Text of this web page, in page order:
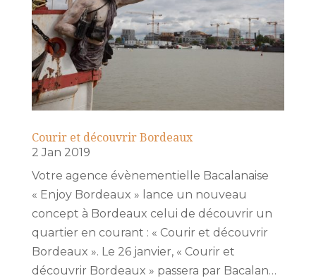
Courir et découvrir Bordeaux
2 Jan 2019
Votre agence évènementielle Bacalanaise
« Enjoy Bordeaux » lance un nouveau
concept à Bordeaux celui de découvrir un
quartier en courant : « Courir et découvrir
Bordeaux ». Le 26 janvier, « Courir et
découvrir Bordeaux » passera par Bacalan…